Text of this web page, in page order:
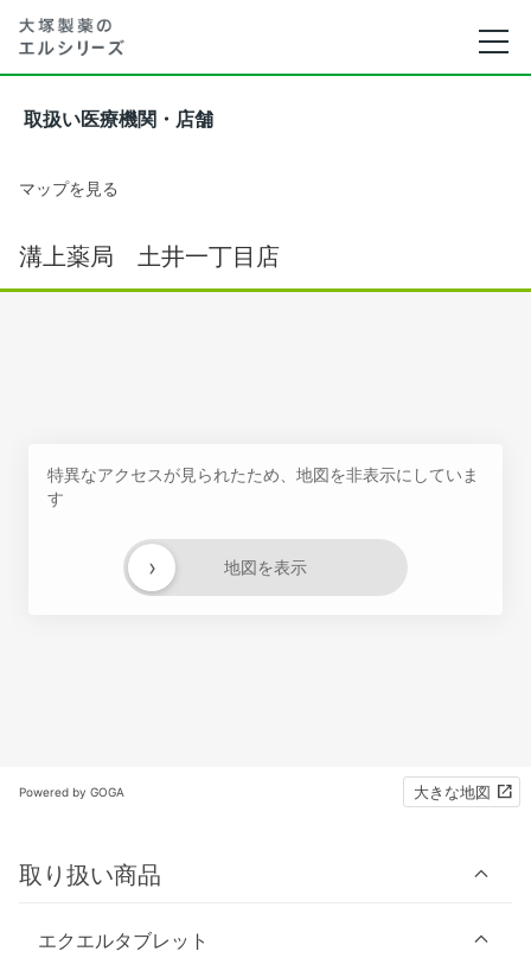
取扱い医療機関・店舗
マップを見る
溝上薬局 土井一丁目店
特異なアクセスが見られたため、地図を非表示にしていま
す
地図を表示
›
Powered by GOGA 大きな地図
取り扱い商品
エクエルタブレット